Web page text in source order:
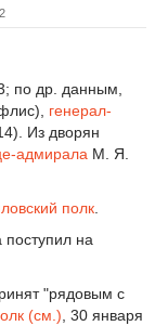
по др. данным,
генерал-
Из дворян
адмирала М. Я.
полк
поступил на
"рядовым с
(см.) , 30 января